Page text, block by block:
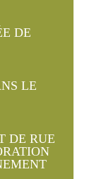
DE
LE
DE RUE